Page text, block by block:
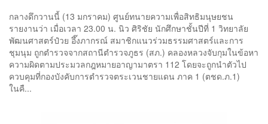
กลางดึกวานนี้ (13 มกราคม) ศูนย์ทนายความเพื่อสิทธิมนุษยชน
รายงานว่า เมื่อเวลา 23.00 น. นิว ศิริชัย นักศึกษาชั้นปีที่ 1 วิทยาลัย
พัฒนศาสตร์ป๋วย อึ๊งภากรณ์ สมาชิกแนวร่วมธรรมศาสตร์และการ
ชุมนุม ถูกตำรวจจากสถานีตำรวจภูธร (สภ.) คลองหลวงจับกุมในข้อหา
ความผิดตามประมวลกฎหมายอาญามาตรา 112 โดยจะถูกนำตัวไป
ควบคุมที่กองบังคับการตำรวจตระเวนชายแดน ภาค 1 (ตชด.ภ.1)
ในคื...